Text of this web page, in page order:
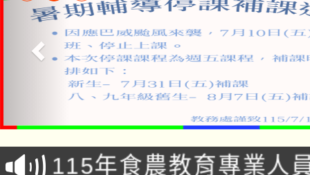
淨零綠生活教案入校路
會
115年食農教育專業人